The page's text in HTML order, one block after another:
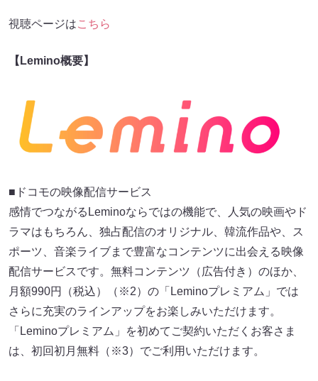
視聴ページはこちら
【Lemino概要】
■ドコモの映像配信サービス
感情でつながるLeminoならではの機能で、人気の映画やド
ラマはもちろん、独占配信のオリジナル、韓流作品や、ス
ポーツ、音楽ライブまで豊富なコンテンツに出会える映像
配信サービスです。無料コンテンツ（広告付き）のほか、
月額990円（税込）（※2）の「Leminoプレミアム」では
さらに充実のラインアップをお楽しみいただけます。
「Leminoプレミアム」を初めてご契約いただくお客さま
は、初回初月無料（※3）でご利用いただけます。